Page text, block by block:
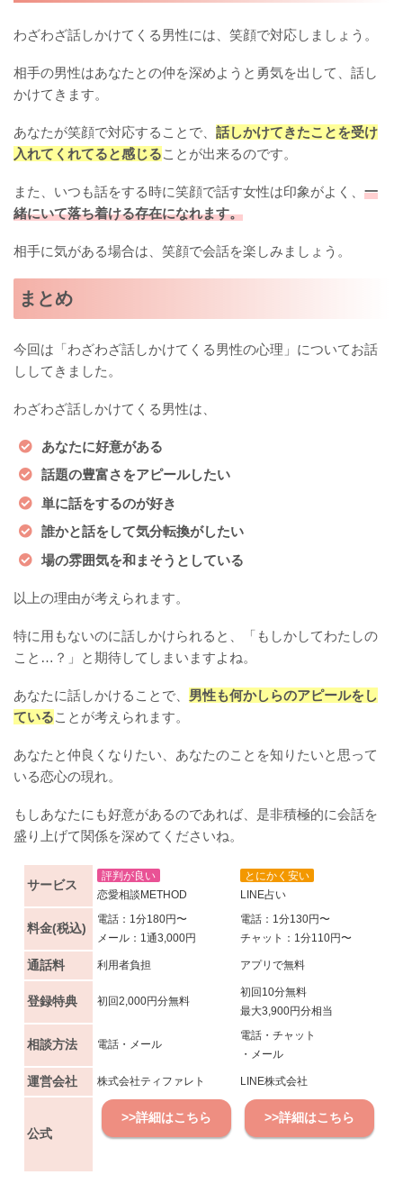
わざわざ話しかけてくる男性には、笑顔で対応しましょう。
相手の男性はあなたとの仲を深めようと勇気を出して、話し
かけてきます。
あなたが笑顔で対応することで、 話しかけてきたことを受け
入れてくれてると感じることが出来るのです。
また、いつも話をする時に笑顔で話す女性は印象がよく、 一
緒にいて落ち着ける存在になれます。
相手に気がある場合は、笑顔で会話を楽しみましょう。
まとめ
今回は「わざわざ話しかけてくる男性の心理」についてお話
ししてきました。
わざわざ話しかけてくる男性は、
あなたに好意がある
話題の豊富さをアピールしたい
単に話をするのが好き
誰かと話をして気分転換がしたい
場の雰囲気を和まそうとしている
以上の理由が考えられます。
特に用もないのに話しかけられると、「もしかしてわたしの
こと…？」と期待してしまいますよね。
あなたに話しかけることで、 男性も何かしらのアピールをし
ていることが考えられます。
あなたと仲良くなりたい、あなたのことを知りたいと思って
いる恋心の現れ。
もしあなたにも好意があるのであれば、是非積極的に会話を
盛り上げて関係を深めてくださいね。
サービス
評判が良い
恋愛相談METHOD
とにかく安い
LINE占い
料金(税込)
電話：1分180円〜
メール：1通3,000円
電話：1分130円〜
チャット：1分110円〜
通話料 利用者負担 アプリで無料
登録特典 初回2,000円分無料
初回10分無料
最大3,900円分相当
相談方法 電話・メール
電話・チャット
・メール
運営会社 株式会社ティファレト LINE株式会社
公式
>>詳細はこちら >>詳細はこちら